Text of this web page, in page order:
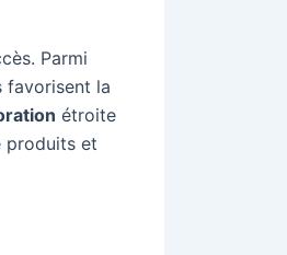
Parmi
favorisent la
étroite
produits et